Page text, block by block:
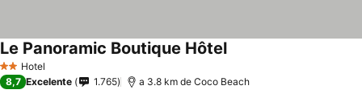
2 Estrelas
Hotel
Le Panoramic Boutique Hôtel
8,7 Excelente 1.765 a 3.8 km de Coco Beach